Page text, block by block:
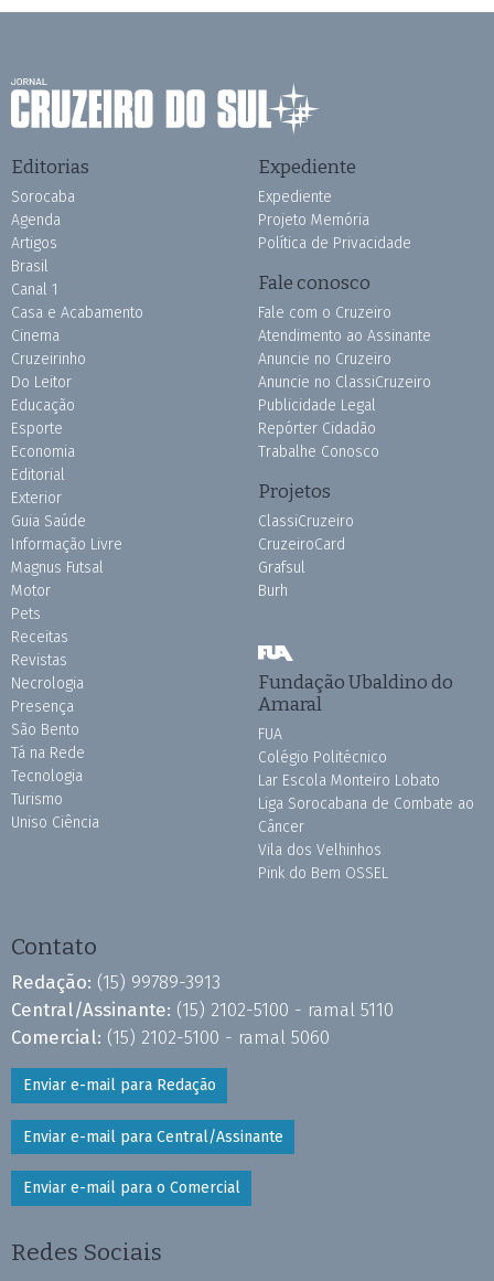
Editorias
Sorocaba
Agenda
Artigos
Brasil
Canal 1
Casa e Acabamento
Cinema
Cruzeirinho
Do Leitor
Educação
Esporte
Economia
Editorial
Exterior
Guia Saúde
Informação Livre
Magnus Futsal
Motor
Pets
Receitas
Revistas
Necrologia
Presença
São Bento
Tá na Rede
Tecnologia
Turismo
Uniso Ciência
Expediente
Expediente
Projeto Memória
Política de Privacidade
Fale conosco
Fale com o Cruzeiro
Atendimento ao Assinante
Anuncie no Cruzeiro
Anuncie no ClassiCruzeiro
Publicidade Legal
Repórter Cidadão
Trabalhe Conosco
Projetos
ClassiCruzeiro
CruzeiroCard
Grafsul
Burh
Fundação Ubaldino do
Amaral
FUA
Colégio Politécnico
Lar Escola Monteiro Lobato
Liga Sorocabana de Combate ao
Câncer
Vila dos Velhinhos
Pink do Bem OSSEL
Contato
Redação: (15) 99789-3913
Central/Assinante: (15) 2102-5100 - ramal 5110
Comercial: (15) 2102-5100 - ramal 5060
Enviar e-mail para Redação
Enviar e-mail para Central/Assinante
Enviar e-mail para o Comercial
Redes Sociais